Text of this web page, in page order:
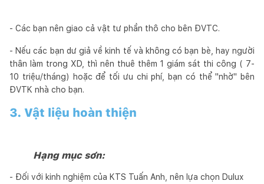
- Các bạn nên giao cả vật tư phần thô cho bên ĐVTC.
- Nếu các bạn dư giả về kinh tế và không có bạn bè, hay người
thân làm trong XD, thì nên thuê thêm 1 giám sát thi công ( 7-
10 triệu/tháng) hoặc để tối ưu chi phí, bạn có thể "nhờ" bên
ĐVTK nhà cho bạn.
3. Vật liệu hoàn thiện
Hạng mục sơn:
- Đối với kinh nghiệm của KTS Tuấn Anh, nên lựa chọn Dulux